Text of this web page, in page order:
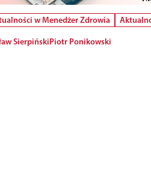
w Menedżer Zdrowia
SierpińskiPiotr Ponikowski